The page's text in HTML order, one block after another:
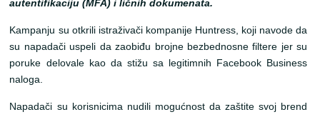
autentifikaciju (MFA) i ličnih dokumenata.
Kampanju su otkrili istraživači kompanije Huntress, koji navode da
su napadači uspeli da zaobiđu brojne bezbednosne filtere jer su
poruke delovale kao da stižu sa legitimnih Facebook Business
naloga.
Napadači su korisnicima nudili mogućnost da zaštite svoj brend